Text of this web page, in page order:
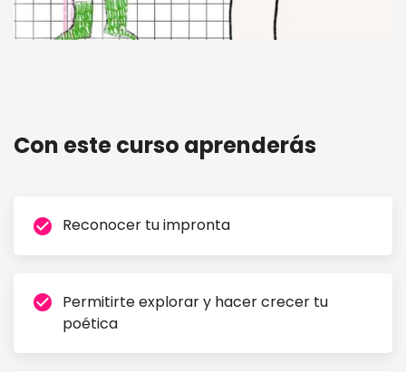
Con este curso aprenderás
check_circle Reconocer tu impronta
check_circle Permitirte explorar y hacer crecer tu
poética